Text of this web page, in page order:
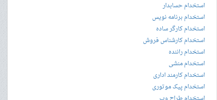
استخدام حسابدار
استخدام برنامه نویس
استخدام کارگر ساده
استخدام کارشناس فروش
استخدام راننده
استخدام منشی
استخدام کارمند اداری
استخدام پیک موتوری